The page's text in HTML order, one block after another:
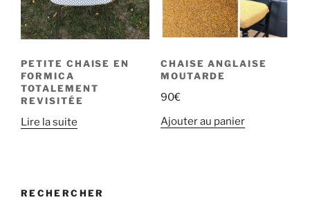
PETITE CHAISE EN
FORMICA
TOTALEMENT
REVISITÉE
Lire la suite
CHAISE ANGLAISE
MOUTARDE
90€
Ajouter au panier
RECHERCHER